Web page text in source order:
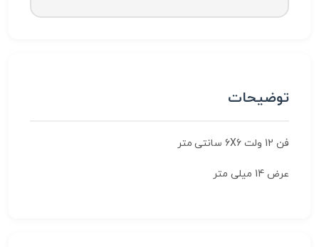
توضیحات
فن 12 ولت 6X6 سانتی متر
عرض 14 میلی متر